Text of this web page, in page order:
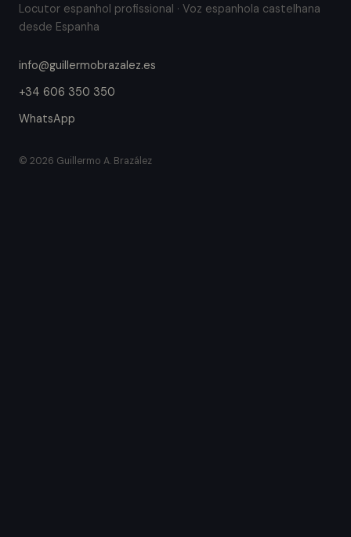
Locutor espanhol profissional · Voz espanhola castelhana
desde Espanha
info@guillermobrazalez.es
+34 606 350 350
WhatsApp
© 2026 Guillermo A. Brazález